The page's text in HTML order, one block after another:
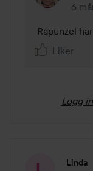
6
Rapunzel
Liker
Logg
Linda